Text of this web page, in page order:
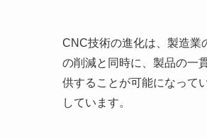
CNC技術の進化は、製造業
の削減と同時に、製品の一
供することが可能になって
しています。